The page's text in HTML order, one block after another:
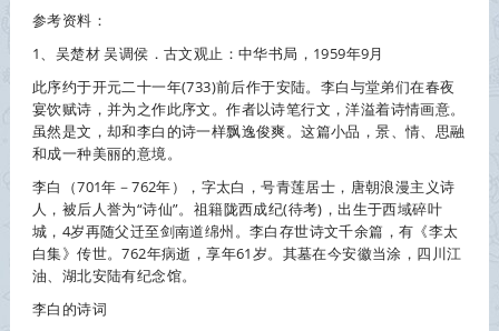
参考资料：
1、吴楚材 吴调侯．古文观止：中华书局，1959年9月
此序约于开元二十一年(733)前后作于安陆。李白与堂弟们在春夜
宴饮赋诗，并为之作此序文。作者以诗笔行文，洋溢着诗情画意。
虽然是文，却和李白的诗一样飘逸俊爽。这篇小品，景、情、思融
和成一种美丽的意境。
李白
（701年－762年），字太白，号青莲居士，唐朝浪漫主义诗
人，被后人誉为“诗仙”。祖籍陇西成纪(待考)，出生于西域碎叶
城，4岁再随父迁至剑南道绵州。 李白存世诗文千余篇，有《李太
白集》传世。762年病逝，享年61岁。其墓在今安徽当涂，四川江
油、湖北安陆有纪念馆。
李白的诗词